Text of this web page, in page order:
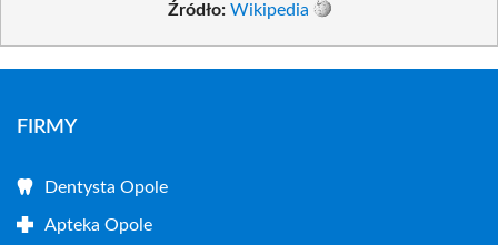
Źródło: Wikipedia
FIRMY
Dentysta Opole
Apteka Opole